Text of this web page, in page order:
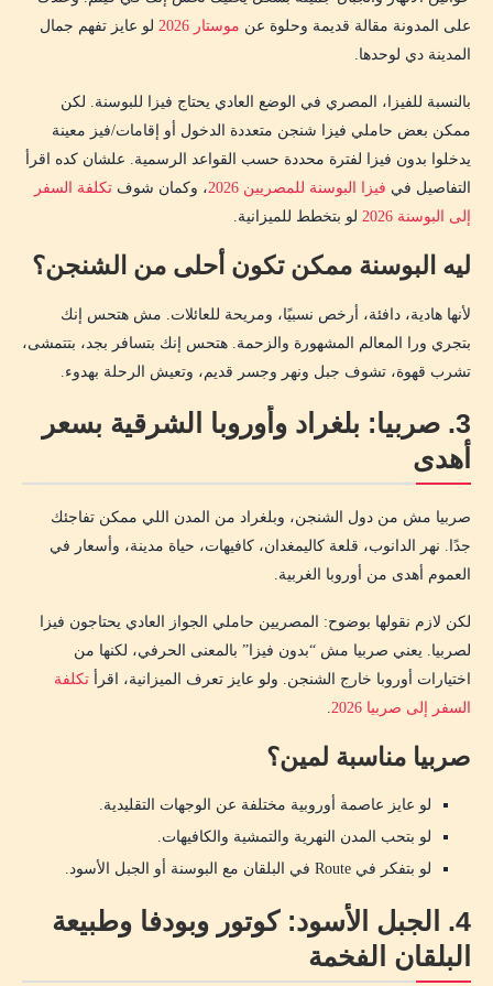
على المدونة مقالة قديمة وحلوة عن موستار 2026
لو عايز تفهم جمال
المدينة دي لوحدها.
بالنسبة للفيزا، المصري في الوضع العادي يحتاج فيزا للبوسنة. لكن
ممكن بعض حاملي فيزا شنجن متعددة الدخول أو إقامات/فيز معينة
يدخلوا بدون فيزا لفترة محددة حسب القواعد الرسمية. علشان كده اقرأ
التفاصيل في فيزا البوسنة للمصريين 2026 ، وكمان شوف تكلفة السفر
إلى البوسنة 2026
لو بتخطط للميزانية.
ليه البوسنة ممكن تكون أحلى من الشنجن؟
لأنها هادية، دافئة، أرخص نسبيًا، ومريحة للعائلات. مش هتحس إنك
بتجري ورا المعالم المشهورة والزحمة. هتحس إنك بتسافر بجد، بتتمشى،
تشرب قهوة، تشوف جبل ونهر وجسر قديم، وتعيش الرحلة بهدوء.
3. صربيا: بلغراد وأوروبا الشرقية بسعر
أهدى
صربيا مش من دول الشنجن، وبلغراد من المدن اللي ممكن تفاجئك
جدًا. نهر الدانوب، قلعة كاليمغدان، كافيهات، حياة مدينة، وأسعار في
العموم أهدى من أوروبا الغربية.
لكن لازم نقولها بوضوح: المصريين حاملي الجواز العادي يحتاجون فيزا
لصربيا. يعني صربيا مش “بدون فيزا” بالمعنى الحرفي، لكنها من
اختيارات أوروبا خارج الشنجن. ولو عايز تعرف الميزانية، اقرأ تكلفة
السفر إلى صربيا 2026
.
صربيا مناسبة لمين؟
لو عايز عاصمة أوروبية مختلفة عن الوجهات التقليدية.
لو بتحب المدن النهرية والتمشية والكافيهات.
لو بتفكر في Route في البلقان مع البوسنة أو الجبل الأسود.
4. الجبل الأسود: كوتور وبودفا وطبيعة
البلقان الفخمة